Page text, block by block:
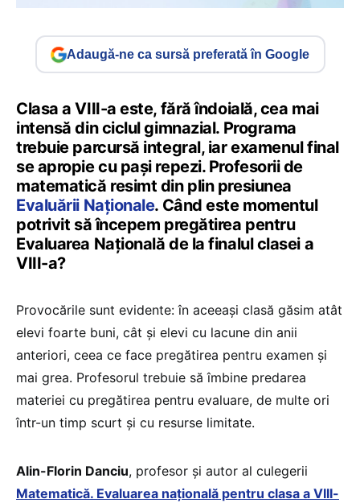
Adaugă-ne ca sursă preferată în Google
Clasa a VIII-a este, fără îndoială, cea mai
intensă din ciclul gimnazial. Programa
trebuie parcursă integral, iar examenul final
se apropie cu pași repezi. Profesorii de
matematică resimt din plin presiunea
Evaluării Naționale. Când este momentul
potrivit să începem pregătirea pentru
Evaluarea Națională de la finalul clasei a
VIII-a?
Provocările sunt evidente: în aceeași clasă găsim atât
elevi foarte buni, cât și elevi cu lacune din anii
anteriori, ceea ce face pregătirea pentru examen și
mai grea. Profesorul trebuie să îmbine predarea
materiei cu pregătirea pentru evaluare, de multe ori
într-un timp scurt și cu resurse limitate.
Alin-Florin Danciu, profesor și autor al culegerii
Matematică. Evaluarea națională pentru clasa a VIII-